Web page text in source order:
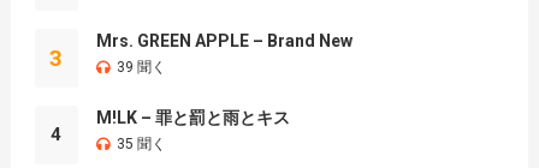
3
Mrs. GREEN APPLE – Brand New
39 聞く
4
M!LK – 罪と罰と雨とキス
35 聞く